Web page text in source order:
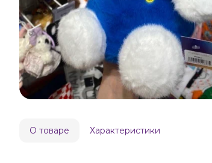
О товаре Характеристики